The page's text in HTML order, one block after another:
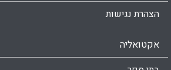
הצהרת נגישות
אקטואליה